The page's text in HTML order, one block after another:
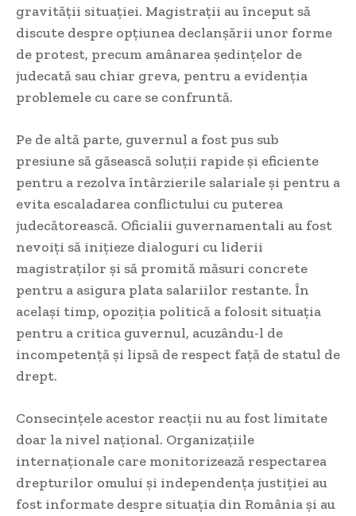
gravității situației. Magistrații au început să
discute despre opțiunea declanșării unor forme
de protest, precum amânarea ședințelor de
judecată sau chiar greva, pentru a evidenția
problemele cu care se confruntă.
Pe de altă parte, guvernul a fost pus sub
presiune să găsească soluții rapide și eficiente
pentru a rezolva întârzierile salariale și pentru a
evita escaladarea conflictului cu puterea
judecătorească. Oficialii guvernamentali au fost
nevoiți să inițieze dialoguri cu liderii
magistraților și să promită măsuri concrete
pentru a asigura plata salariilor restante. În
același timp, opoziția politică a folosit situația
pentru a critica guvernul, acuzându-l de
incompetență și lipsă de respect față de statul de
drept.
Consecințele acestor reacții nu au fost limitate
doar la nivel național. Organizațiile
internaționale care monitorizează respectarea
drepturilor omului și independența justiției au
fost informate despre situația din România și au